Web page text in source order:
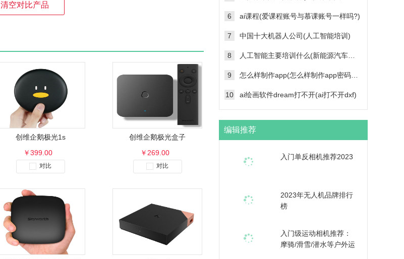
清空对比产品
创维企鹅极光1s
￥399.00
对比
创维企鹅极光盒子
￥269.00
对比
6 ai课程(爱课程账号与慕课账号一样吗?)
7 中国十大机器人公司(人工智能培训)
8
9
10 ai绘画软件dream打不开(ai打不开dxf)
编辑推荐
入门单反相机推荐2023
2023年无人机品牌排行
榜
入门级运动相机推荐：
摩骑/滑雪/潜水等户外运